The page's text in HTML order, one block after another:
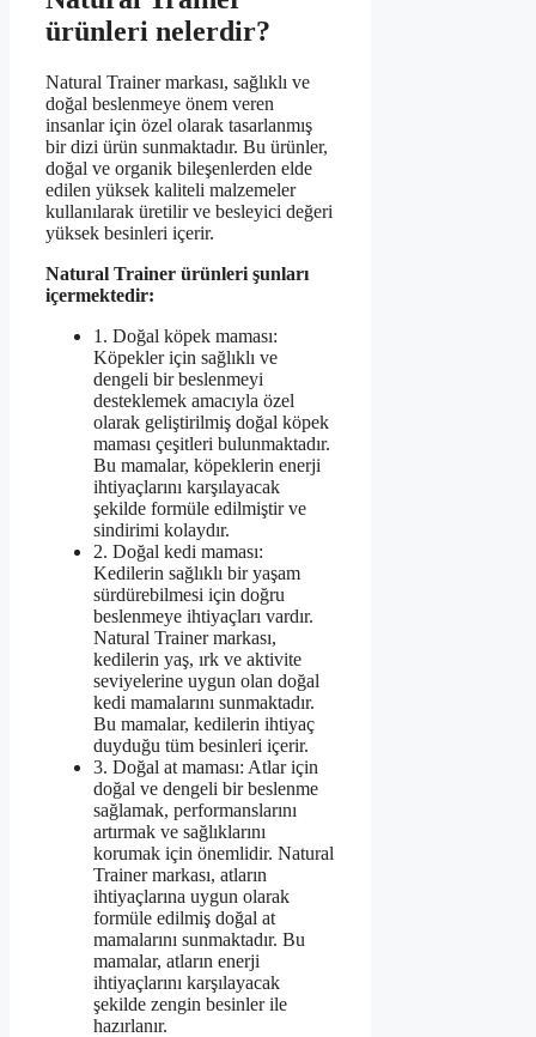
ürünleri nelerdir?
Natural Trainer markası, sağlıklı ve
doğal beslenmeye önem veren
insanlar için özel olarak tasarlanmış
bir dizi ürün sunmaktadır. Bu ürünler,
doğal ve organik bileşenlerden elde
edilen yüksek kaliteli malzemeler
kullanılarak üretilir ve besleyici değeri
yüksek besinleri içerir.
Natural Trainer ürünleri şunları
içermektedir:
1. Doğal köpek maması:
Köpekler için sağlıklı ve
dengeli bir beslenmeyi
desteklemek amacıyla özel
olarak geliştirilmiş doğal köpek
maması çeşitleri bulunmaktadır.
Bu mamalar, köpeklerin enerji
ihtiyaçlarını karşılayacak
şekilde formüle edilmiştir ve
sindirimi kolaydır.
2. Doğal kedi maması:
Kedilerin sağlıklı bir yaşam
sürdürebilmesi için doğru
beslenmeye ihtiyaçları vardır.
Natural Trainer markası,
kedilerin yaş, ırk ve aktivite
seviyelerine uygun olan doğal
kedi mamalarını sunmaktadır.
Bu mamalar, kedilerin ihtiyaç
duyduğu tüm besinleri içerir.
3. Doğal at maması: Atlar için
doğal ve dengeli bir beslenme
sağlamak, performanslarını
artırmak ve sağlıklarını
korumak için önemlidir. Natural
Trainer markası, atların
ihtiyaçlarına uygun olarak
formüle edilmiş doğal at
mamalarını sunmaktadır. Bu
mamalar, atların enerji
ihtiyaçlarını karşılayacak
şekilde zengin besinler ile
hazırlanır.